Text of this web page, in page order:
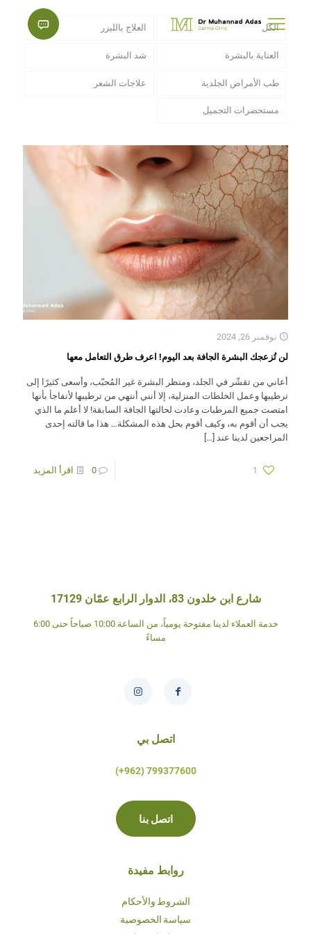
الكل العلاج بالليزر
العناية بالبشرة شد البشرة
طب الأمراض الجلدية علاجات الشعر
مستحضرات التجميل
نوفمبر 26, 2024
لن تُزعجك البشرة الجافة بعد اليوم! اعرف طرق التعامل معها
أعاني من تقشّر في الجلد، ومنظر البشرة غير المُحبّب، وأسعى كثيرًا إلى
ترطيبها وعمل الخلطات المنزلية، إلا أنني أنتهي من ترطيبها لأتفاجأ بأنها
امتصت جميع المرطبات وعادت لحالتها الجافة السابقة! لا أعلم ما الذي
يجب أن أقوم به، وكيف أقوم بحل هذه المشكلة… هذا ما قالته إحدى
المراجعين لدينا عند […]
1
0 اقرأ المزيد
شارع ابن خلدون 83، الدوار الرابع عمّان 17129
خدمة العملاء لدينا مفتوحة يومياً، من الساعة 10:00 صباحاً حتى 6:00
مساءً
اتصل بي
799377600 (962+)
اتصل بنا
روابط مفيدة
الشروط والأحكام
سياسة الخصوصية